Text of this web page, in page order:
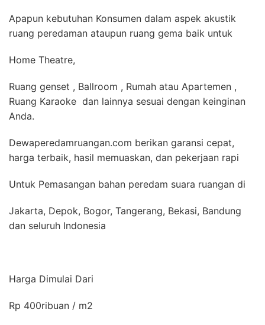
Apapun kebutuhan Konsumen dalam aspek akustik
ruang peredaman ataupun ruang gema baik untuk
Home Theatre,
Ruang genset , Ballroom , Rumah atau Apartemen ,
Ruang Karaoke dan lainnya sesuai dengan keinginan
Anda.
Dewaperedamruangan.com berikan garansi cepat,
harga terbaik, hasil memuaskan, dan pekerjaan rapi
Untuk Pemasangan bahan peredam suara ruangan di
Jakarta, Depok, Bogor, Tangerang, Bekasi, Bandung
dan seluruh Indonesia
Harga Dimulai Dari
Rp 400ribuan / m2